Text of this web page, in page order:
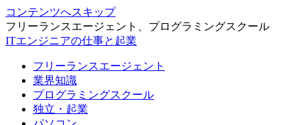
コンテンツへスキップ
フリーランスエージェント、プログラミングスクール
ITエンジニアの仕事と起業
フリーランスエージェント
業界知識
プログラミングスクール
独立・起業